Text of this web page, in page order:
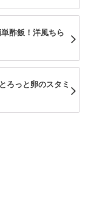
酢飯！洋風ちら
ろっと卵のスタミ